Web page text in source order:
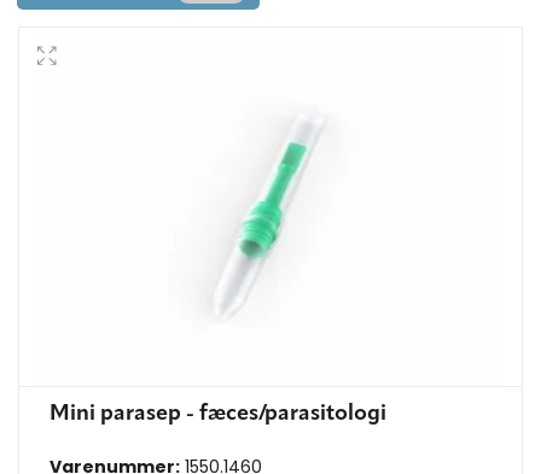
Mini parasep - fæces/parasitologi
Varenummer: 1550.1460